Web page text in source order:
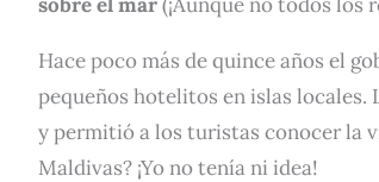
Hace poco más de quince años el
pequeños hotelitos en islas
y permitió a los turistas conocer la
Maldivas? ¡Yo no tenía ni idea!